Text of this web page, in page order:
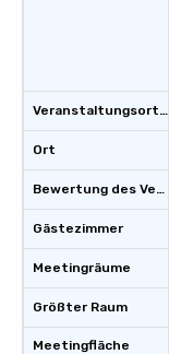
Veranstaltungsortstyp
Ort
Bewertung des Veranstaltungsortes
Gästezimmer
Meetingräume
Größter Raum
Meetingfläche